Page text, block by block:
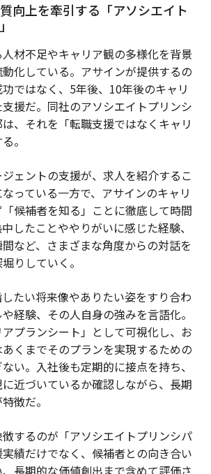
向上を牽引する「アソシエイト
材不足やキャリア観の多様化を背景
化している。アサインが提供するの
ではなく、5年後、10年後のキャリ
援だ。同社のアソシエイトプリンシ
、それを「転職支援ではなくキャリ
。
ェントの支援が、求人を紹介するこ
っている一方で、アサインのキャリ
候補者を知る」ことに徹底して時間
したことややりがいに感じた経験、
など、さまざまな角度からの対話を
りしていく。
たい将来像やありたい姿をすり合わ
経験、その人自身の強みを言語化。
プランシート」として可視化し、お
くまでそのプランを実現するための
い。入社後も定期的に接点を持ち、
近づいているか確認しながら、長期
徴だ。
するのが「アソシエイトプリンシパ
績だけでなく、候補者との向き合い
長期的な価値創出まで含めて評価さ